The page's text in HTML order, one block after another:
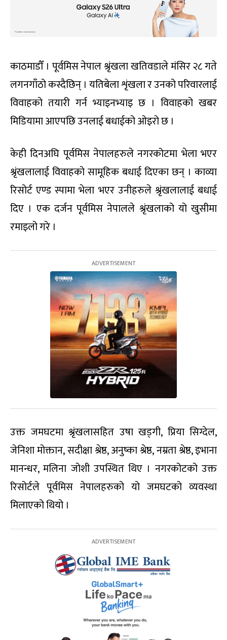
काठमाडौँ । पूर्वमिस नेपाल श्रृंखला खतिवडाले मंसिर २८ गते
लगनगाँठो कस्दैछिन् । यतिबेला शृंखला र उनको परिवारलाई
विवाहको तयारी गर्न भ्याइनभ्याइ छ । विवाहको खबर
मिडियामा आएपछि उनलाई बधाईको ओइरो छ ।
केही दिनअघि पूर्वमिस नेपालहरुले नगरकोटमा भेला भएर
श्रृंखलालाई विवाहको सामूहिक बधाई दिएका छन् । काव्या
रिसोर्ट एण्ड स्पामा भेला भएर उनीहरुले श्रृंखलालाई बधाई
दिए । एक दर्जन पूर्वमिस नेपालले श्रृंखलाको यो खुसीमा
रमाइलो गरे ।
उक्त जमघटमा श्रृंखलासहित उषा खड्गी, प्रिया सिग्देल,
जेनिशा मोक्तान, सदीक्षा श्रेष्ठ, अनुष्का श्रेष्ठ, नम्रता श्रेष्ठ, इभाना
मानन्धर, मलिना जोशी उपस्थित थिए । नगरकोटको उक्त
रिसोर्टले पूर्वमिस नेपालहरुको यो जमघटको व्यवस्था
मिलाएको थियो ।